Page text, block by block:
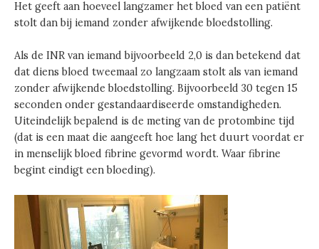
Het geeft aan hoeveel langzamer het bloed van een patiënt
stolt dan bij iemand zonder afwijkende bloedstolling.
Als de INR van iemand bijvoorbeeld 2,0 is dan betekend dat
dat diens bloed tweemaal zo langzaam stolt als van iemand
zonder afwijkende bloedstolling. Bijvoorbeeld 30 tegen 15
seconden onder gestandaardiseerde omstandigheden.
Uiteindelijk bepalend is de meting van de protombine tijd
(dat is een maat die aangeeft hoe lang het duurt voordat er
in menselijk bloed fibrine gevormd wordt. Waar fibrine
begint eindigt een bloeding).